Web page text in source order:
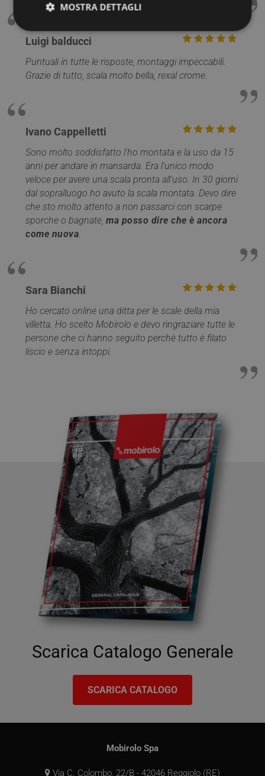
Luigi balducci
Puntuali in tutte le risposte, montaggi impeccabili.
Grazie di tutto, scala molto bella, rexal crome.
Ivano Cappelletti
Sono molto soddisfatto l'ho montata e la uso da 15
anni per andare in mansarda. Era l'unico modo
veloce per avere una scala pronta all'uso. In 30 giorni
dal sopralluogo ho avuto la scala montata. Devo dire
che sto molto attento a non passarci con scarpe
sporche o bagnate,ma posso dire che è ancora
come nuova.
Sara Bianchi
Ho cercato online una ditta per le scale della mia
villetta. Ho scelto Mobirolo e devo ringraziare tutte le
persone che ci hanno seguito perchè tutto è filato
liscio e senza intoppi.
Scarica Catalogo Generale
SCARICA CATALOGO
Mobirolo Spa
Via C. Colombo, 22/B - 42046 Reggiolo (RE)
MOSTRA DETTAGLI
Targeting
Funzionalità Non classificati
strettamente necessari.
Nome
Provider / Dominio
Scadenza
PHPSESSID
PHP.net
www.mobirolo.com
CookieScriptConsent
CookieScript
www.mobirolo.com
VISITOR_PRIVACY_METADATA
YouTube
.youtube.com
Google
Privacy Policy